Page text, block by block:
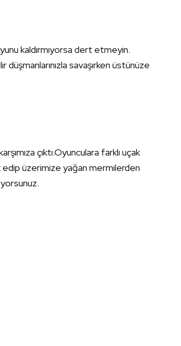
kaldırmıyorsa dert etmeyin.
savaşırken üstünüze
çıktı.Oyunculara farklı uçak
edip üzerimize yağan mermilerden